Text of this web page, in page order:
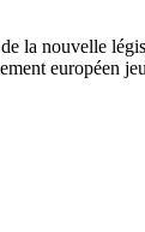
la nouvelle
européen